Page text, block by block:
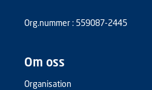
Org.nummer : 559087-2445
Om oss
Organisation